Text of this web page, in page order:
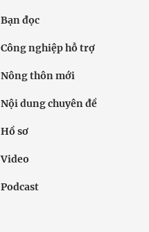
Bạn đọc
Công nghiệp hỗ trợ
Nông thôn mới
Nội dung chuyên đề
Hồ sơ
Video
Podcast